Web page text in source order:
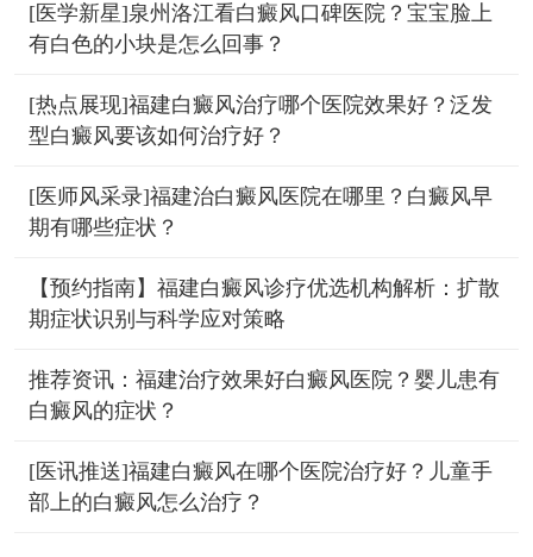
[医学新星]泉州洛江看白癜风口碑医院？宝宝脸上
有白色的小块是怎么回事？
[热点展现]福建白癜风治疗哪个医院效果好？泛发
型白癜风要该如何治疗好？
[医师风采录]福建治白癜风医院在哪里？白癜风早
期有哪些症状？
【预约指南】福建白癜风诊疗优选机构解析：扩散
期症状识别与科学应对策略
推荐资讯：福建治疗效果好白癜风医院？婴儿患有
白癜风的症状？
[医讯推送]福建白癜风在哪个医院治疗好？儿童手
部上的白癜风怎么治疗？